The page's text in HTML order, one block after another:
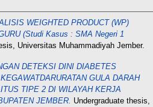
WEIGHTED PRODUCT (WP)
(Studi Kasus : SMA Negeri 1
Universitas Muhammadiyah Jember.
DETEKSI DINI DIABETES
GULA DARAH
TIPE 2 DI WILAYAH KERJA
JEMBER. Undergraduate thesis,